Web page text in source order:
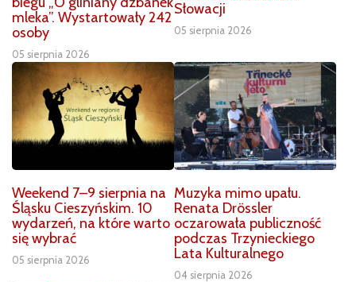
mleka”. Wystartowały 242
osoby
05 sierpnia 2026
Słowacji
05 sierpnia 2026
Weekend 7–9 sierpnia na
Śląsku Cieszyńskim. 10
wydarzeń, na które warto
się wybrać
05 sierpnia 2026
Muzyka mimo upału.
Renata Drössler
oczarowała publiczność
podczas Trzynieckiego
Lata Kulturalnego
04 sierpnia 2026